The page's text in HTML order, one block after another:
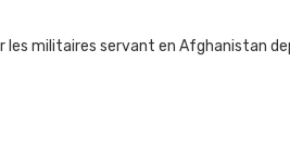
les militaires servant en Afghanistan